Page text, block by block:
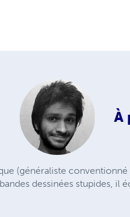
À
(généraliste
dessinées stupides,